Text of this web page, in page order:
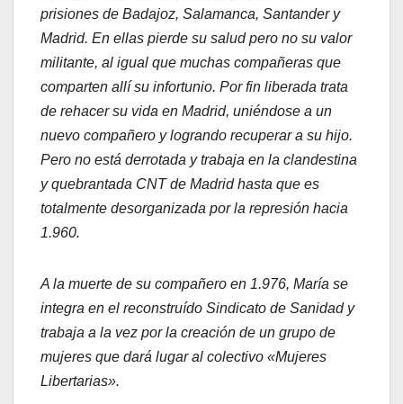
prisiones de Badajoz, Salamanca, Santander y
Madrid. En ellas pierde su salud pero no su valor
militante, al igual que muchas compañeras que
comparten allí su infortunio. Por fin liberada trata
de rehacer su vida en Madrid, uniéndose a un
nuevo compañero y logrando recuperar a su hijo.
Pero no está derrotada y trabaja en la clandestina
y quebrantada CNT de Madrid hasta que es
totalmente desorganizada por la represión hacia
1.960.
A la muerte de su compañero en 1.976, María se
integra en el reconstruído Sindicato de Sanidad y
trabaja a la vez por la creación de un grupo de
mujeres que dará lugar al colectivo «Mujeres
Libertarias».